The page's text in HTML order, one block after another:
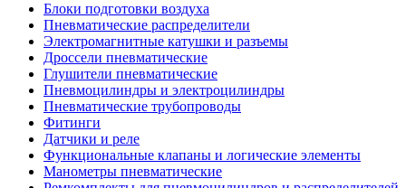
Блоки подготовки воздуха
Пневматические распределители
Электромагнитные катушки и разъемы
Дроссели пневматические
Глушители пневматические
Пневмоцилиндры и электроцилиндры
Пневматические трубопроводы
Фитинги
Датчики и реле
Функциональные клапаны и логические элементы
Манометры пневматические